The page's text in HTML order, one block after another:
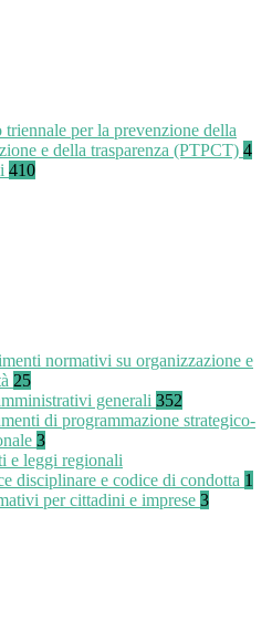
triennale per la prevenzione della
e della trasparenza (PTPCT) 4
410
normativi su organizzazione e
25
generali 352
di programmazione strategico-
3
e leggi regionali
disciplinare e codice di condotta 1
per cittadini e imprese 3